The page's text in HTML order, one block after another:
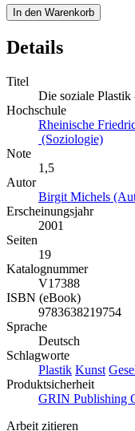
In den Warenkorb
Details
Titel
Die soziale Plastik
Hochschule
Rheinische
(Soziologie)
Note
1,5
Autor
Birgit Michels
Erscheinungsjahr
2001
Seiten
19
Katalognummer
V17388
ISBN (eBook)
9783638219754
Sprache
Deutsch
Schlagworte
Plastik Kunst
Produktsicherheit
GRIN Publishing
Arbeit zitieren